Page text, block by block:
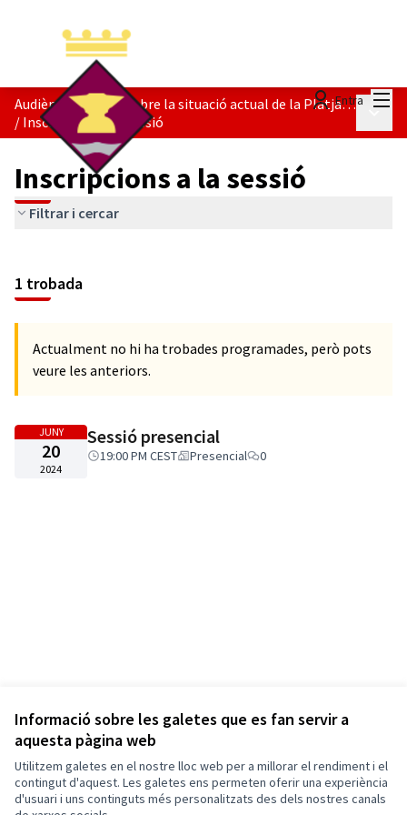
Informació sobre les galetes que es fan servir a
aquesta pàgina web
Utilitzem galetes en el nostre lloc web per a millorar el rendiment i el
contingut d'aquest. Les galetes ens permeten oferir una experiència
d'usuari i uns continguts més personalitzats des dels nostres canals
Entra
Audiència Pública sobre la situació actual de la Platja del Litoral
/ Inscripcions a la sessió
Inscripcions a la sessió
Filtrar i cercar
1 trobada
Actualment no hi ha trobades programades, però pots
veure les anteriors.
JUNY
20
2024
Sessió presencial
19:00 PM CEST Presencial 0